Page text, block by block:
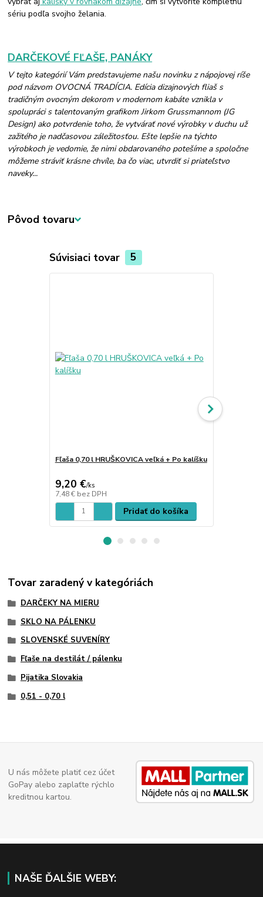
sériu podľa svojho želania.
DARČEKOVÉ FĽAŠE, PANÁKY
V tejto kategórií Vám predstavujeme našu novinku z nápojovej ríše
pod názvom OVOCNÁ TRADÍCIA. Edícia dizajnových fliaš s
tradičným ovocným dekorom v modernom kabáte vznikla v
spolupráci s talentovaným grafikom Jirkom Grussmannom (JG
Design) ako potvrdenie toho, že vytvárať nové výrobky v duchu už
zažitého je nadčasovou záležitosťou. Ešte lepšie na týchto
výrobkoch je vedomie, že nimi obdarovaného potešíme a spoločne
môžeme stráviť krásne chvíle, ba čo viac, utvrdiť si priateľstvo
naveky...
Pôvod tovaru
Súvisiaci tovar 5
Fľaša 0,70 l HRUŠKOVICA veľká + Po kalíšku
9,20 €/ks
7,48 € bez DPH
Pridať do košíka
Tovar zaradený v kategóriách
DARČEKY NA MIERU
SKLO NA PÁLENKU
SLOVENSKÉ SUVENÍRY
Fľaše na destilát / pálenku
Pijatika Slovakia
0,51 - 0,70 l
U nás môžete platiť cez účet
GoPay alebo zaplaťte rýchlo
kreditnou kartou.
NAŠE ĎALŠIE WEBY: